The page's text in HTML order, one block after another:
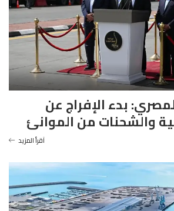
بدء الإفراج عن
والشحنات من الموانئ
آقرأ المزيد